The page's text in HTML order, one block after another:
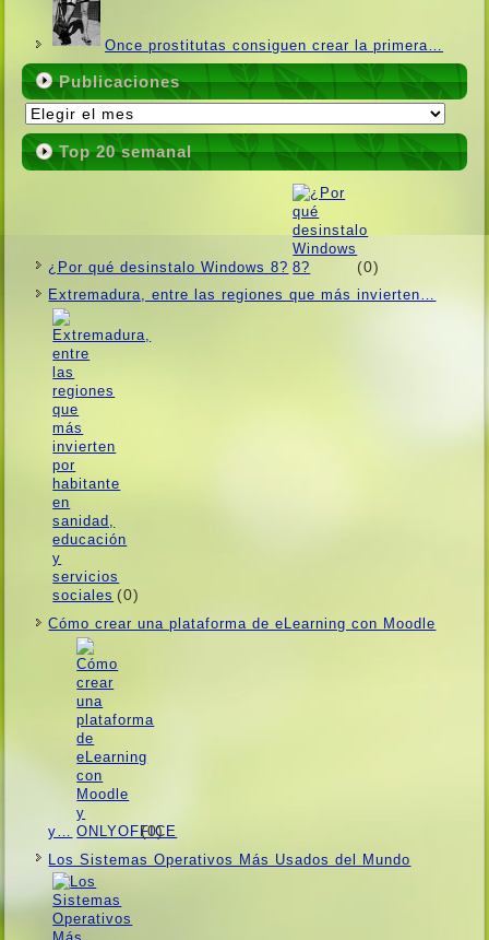
Once prostitutas consiguen crear la primera…
Publicaciones
Publicaciones
Top 20 semanal
¿Por qué desinstalo Windows 8? (0)
Extremadura, entre las regiones que más invierten…
(0)
Cómo crear una plataforma de eLearning con Moodle
y… (0)
Los Sistemas Operativos Más Usados ​​del Mundo